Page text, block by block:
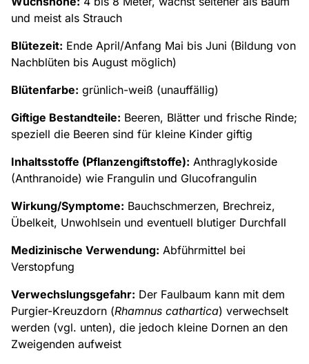
und meist als Strauch
Blütezeit: Ende April/Anfang Mai bis Juni (Bildung von
Nachblüten bis August möglich)
Blütenfarbe: grünlich-weiß (unauffällig)
Giftige Bestandteile: Beeren, Blätter und frische Rinde;
speziell die Beeren sind für kleine Kinder giftig
Inhaltsstoffe (Pflanzengiftstoffe): Anthraglykoside
(Anthranoide) wie Frangulin und Glucofrangulin
Wirkung/Symptome: Bauchschmerzen, Brechreiz,
Übelkeit, Unwohlsein und eventuell blutiger Durchfall
Medizinische Verwendung: Abführmittel bei
Verstopfung
Verwechslungsgefahr: Der Faulbaum kann mit dem
Purgier-Kreuzdorn (Rhamnus cathartica) verwechselt
werden (vgl. unten), die jedoch kleine Dornen an den
Zweigenden aufweist